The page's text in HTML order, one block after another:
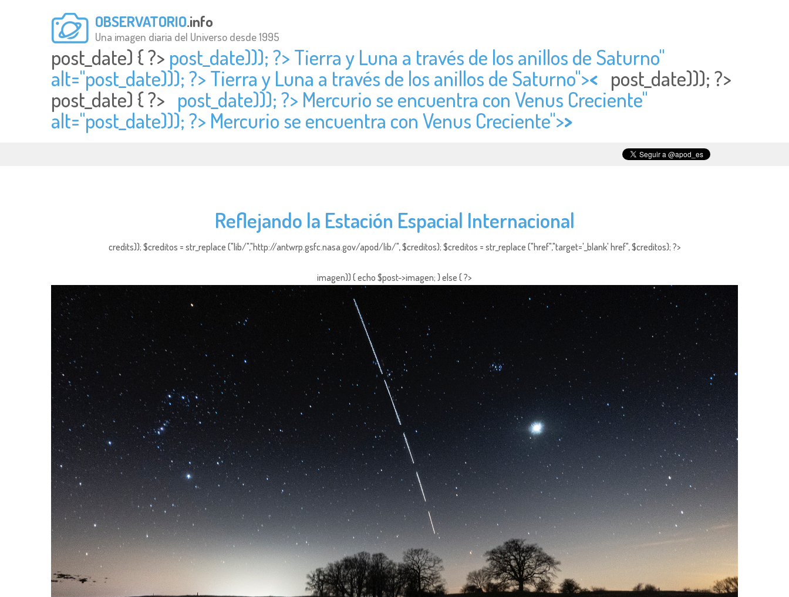
OBSERVATORIO.info
Una imagen diaria del Universo desde 1995
post_date) { ?> post_date))); ?> Tierra y Luna a través de los anillos de Saturno"
alt="post_date))); ?> Tierra y Luna a través de los anillos de Saturno">< post_date))); ?>
post_date) { ?> post_date))); ?> Mercurio se encuentra con Venus Creciente"
alt="post_date))); ?> Mercurio se encuentra con Venus Creciente">>
Reflejando la Estación Espacial Internacional
credits)); $creditos = str_replace ("lib/","http://antwrp.gsfc.nasa.gov/apod/lib/", $creditos); $creditos = str_replace ("href","target='_blank' href", $creditos); ?>
imagen)) { echo $post->imagen; } else { ?>